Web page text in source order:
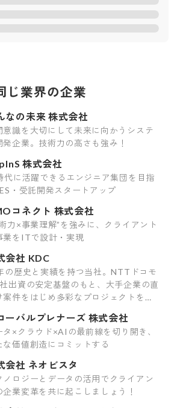
じ業界の企業
なの未来 株式会社
意識を大切にして未来に向かうシステ
発企業。技術力の高さも強み！
株式会社
代に活躍できるエンジニア集団を目指
・受託開発スタートアップ
コネクト 株式会社
力×事業理解”を強みに、クライアント
業をITで設計・実現
会社 KDC
の歴史と実績を持つ当社。NTTドコモ
出資の安定基盤のもと、大手企業の直
案件をはじめ多彩なプロジェクトを手
ーバルプレナーズ 株式会社
タ×クラウド×AIの最前線を切り開き、
な価値創造にコミットする
会社 ネオビスタ
ノロジーとデータの活用でクライアン
企業変革を共に起こしましょう！